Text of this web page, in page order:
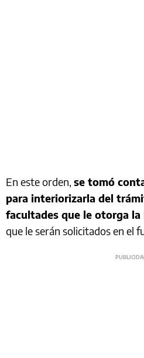
En este orden, se tomó
para interiorizarla del
facultades que le otorga la
que le serán solicitados en el